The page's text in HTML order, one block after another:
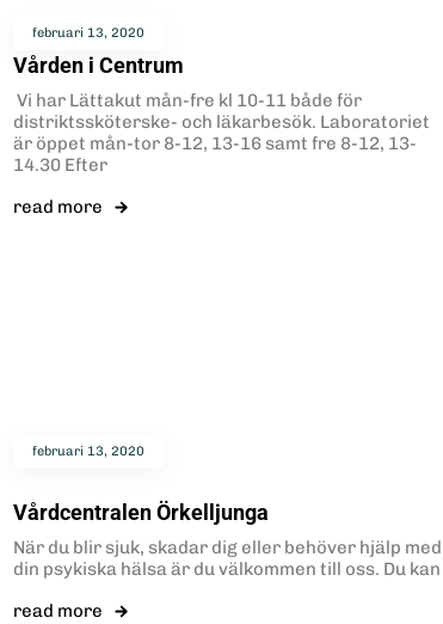
februari 13, 2020
Vården i Centrum
Vi har Lättakut mån-fre kl 10-11 både för
distriktssköterske- och läkarbesök. Laboratoriet
är öppet mån-tor 8-12, 13-16 samt fre 8-12, 13-
14.30 Efter
read more
februari 13, 2020
Vårdcentralen Örkelljunga
När du blir sjuk, skadar dig eller behöver hjälp med
din psykiska hälsa är du välkommen till oss. Du kan
read more